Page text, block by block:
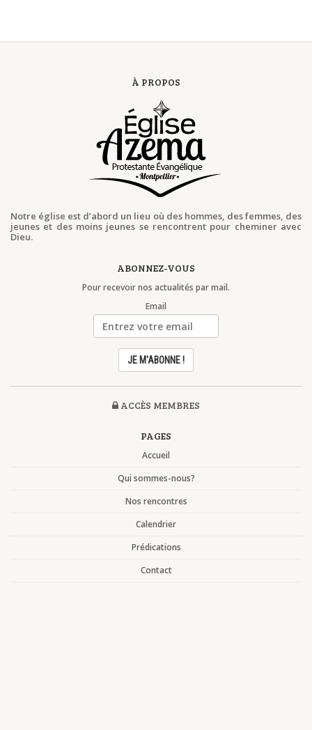
À PROPOS
Notre église est d’abord un lieu où des hommes, des femmes, des
jeunes et des moins jeunes se rencontrent pour cheminer avec
Dieu.
ABONNEZ-VOUS
Pour recevoir nos actualités par mail.
Email
ACCÈS MEMBRES
PAGES
Accueil
Qui sommes-nous?
Nos rencontres
Calendrier
Prédications
Contact